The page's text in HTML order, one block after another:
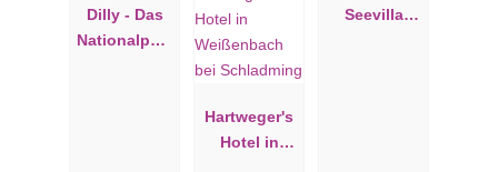
Dilly - Das
Nationalpark
Hartweger's
Hotel in
Seevilla